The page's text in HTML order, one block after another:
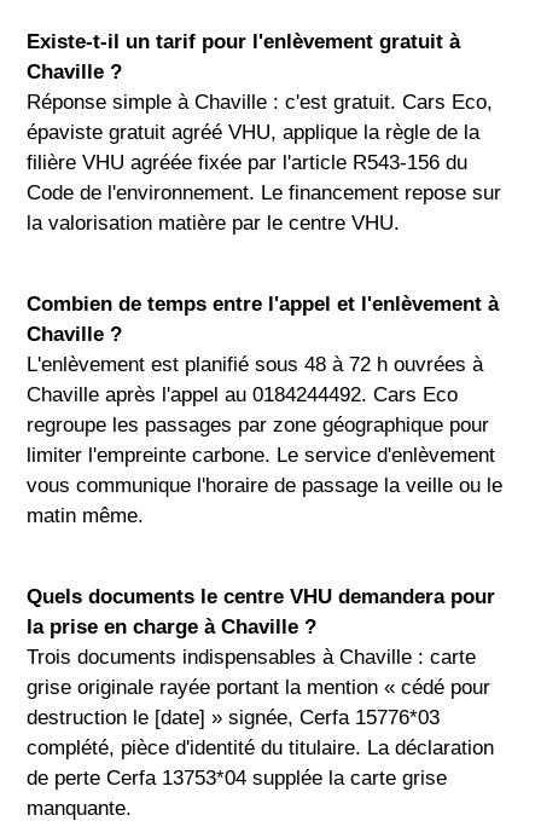
Existe-t-il un tarif pour l'enlèvement gratuit à
Chaville ?
Réponse simple à Chaville : c'est gratuit. Cars Eco,
épaviste gratuit agréé VHU, applique la règle de la
filière VHU agréée fixée par l'article R543-156 du
Code de l'environnement. Le financement repose sur
la valorisation matière par le centre VHU.
Combien de temps entre l'appel et l'enlèvement à
Chaville ?
L'enlèvement est planifié sous 48 à 72 h ouvrées à
Chaville après l'appel au 0184244492. Cars Eco
regroupe les passages par zone géographique pour
limiter l'empreinte carbone. Le service d'enlèvement
vous communique l'horaire de passage la veille ou le
matin même.
Quels documents le centre VHU demandera pour
la prise en charge à Chaville ?
Trois documents indispensables à Chaville : carte
grise originale rayée portant la mention « cédé pour
destruction le [date] » signée, Cerfa 15776*03
complété, pièce d'identité du titulaire. La déclaration
de perte Cerfa 13753*04 supplée la carte grise
manquante.